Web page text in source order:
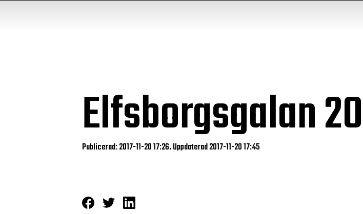
Elfsborgsgalan
Publicerad: 2017-11-20 17:26, Uppdaterad 2017-11-20 17:45